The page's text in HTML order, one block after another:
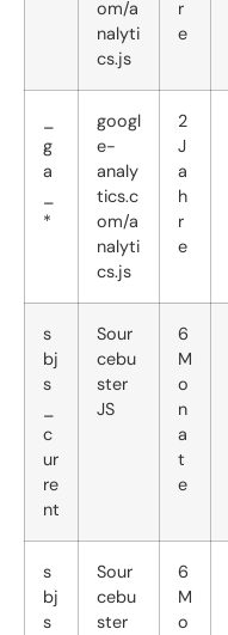
om/a
nalyti
cs.js
r
e
g
a
*
googl
e-
analy
tics.c
om/a
nalyti
cs.js
2
J
a
h
r
e
s
bj
s
c
ur
re
nt
Sour
cebu
ster
JS
6
M
o
n
a
t
e
s
bj
s
Sour
cebu
ster
6
M
o